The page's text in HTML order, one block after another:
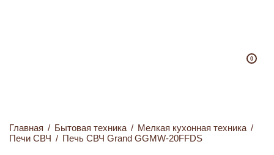
0
Главная / Бытовая техника / Мелкая кухонная техника /
Печи СВЧ / Печь СВЧ Grand GGMW-20FFDS